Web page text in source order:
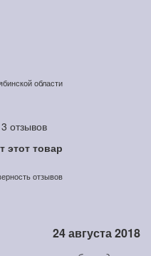
области
3 отзывов
этот товар
отзывов
24 августа 2018